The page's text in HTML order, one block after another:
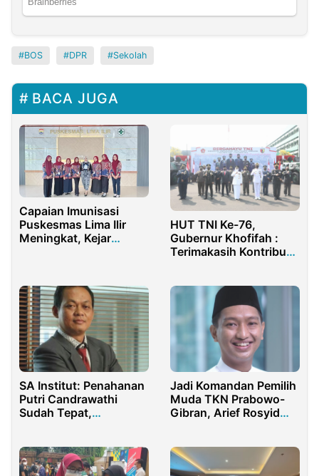
BOS DPR Sekolah
BACA JUGA
Capaian Imunisasi
Puskesmas Lima Ilir
Meningkat, Kejar
HUT TNI Ke-76,
Gubernur Khofifah :
Terimakasih Kontribusi
SA Institut: Penahanan
Putri Candrawathi
Sudah Tepat,
Jadi Komandan Pemilih
Muda TKN Prabowo-
Gibran, Arief Rosyid